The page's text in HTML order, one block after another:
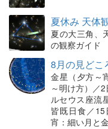
夏休み 天体
夏の大三角、
の観察ガイド
8月の見どこ
金星（夕方～
～明け方）／
ルセウス座流
皆既日食／
宵：細い月と